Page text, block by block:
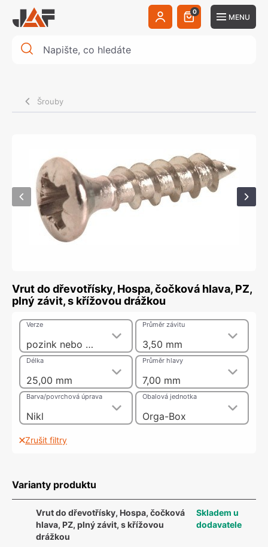
0
MENU
Šrouby
Vrut do dřevotřísky, Hospa, čočková hlava, PZ,
plný závit, s křížovou drážkou
pozink nebo nikl
Verze
3,50 mm
Průměr závitu
25,00 mm
Délka
7,00 mm
Průměr hlavy
Nikl
Barva/povrchová úprava
Orga-Box
Obalová jednotka
Zrušit filtry
Varianty produktu
Vrut do dřevotřísky, Hospa, čočková
hlava, PZ, plný závit, s křížovou
drážkou
Skladem u
dodavatele